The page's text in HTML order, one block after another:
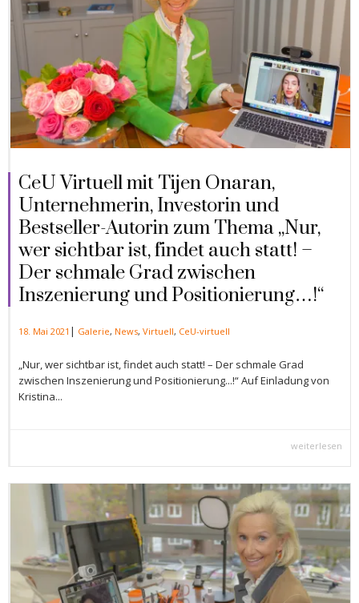
CeU Virtuell mit Tijen Onaran,
Unternehmerin, Investorin und
Bestseller-Autorin zum Thema „Nur,
wer sichtbar ist, findet auch statt! –
Der schmale Grad zwischen
Inszenierung und Positionierung…!“
18. Mai 2021 | Galerie, News, Virtuell, CeU-virtuell
„Nur, wer sichtbar ist, findet auch statt! – Der schmale Grad
zwischen Inszenierung und Positionierung...!“ Auf Einladung von
Kristina...
weiterlesen